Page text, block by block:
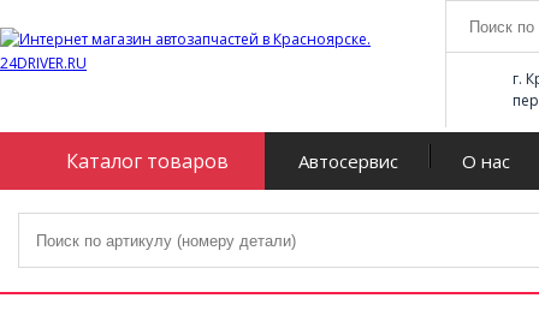
г.
Каталог товаров Автосервис О нас